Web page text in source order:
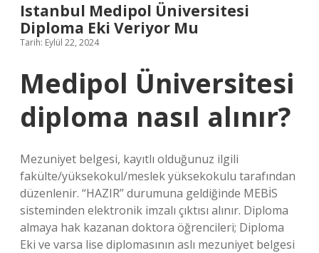
Istanbul Medipol Üniversitesi
Diploma Eki Veriyor Mu
Tarih: Eylül 22, 2024
Medipol Üniversitesi
diploma nasıl alınır?
Mezuniyet belgesi, kayıtlı olduğunuz ilgili
fakülte/yüksekokul/meslek yüksekokulu tarafından
düzenlenir. “HAZIR” durumuna geldiğinde MEBİS
sisteminden elektronik imzalı çıktısı alınır. Diploma
almaya hak kazanan doktora öğrencileri; Diploma
Eki ve varsa lise diplomasının aslı mezuniyet belgesi